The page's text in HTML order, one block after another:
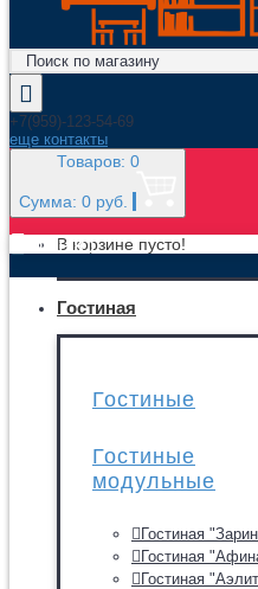
+7(959)-123-54-69
еще контакты
Товаров: 0
Сумма: 0 руб.
В корзине пусто!
МЕНЮ
Гостиная
Гостиные
Гостиные
модульные
Гостиная
Гостиная
Гостиная